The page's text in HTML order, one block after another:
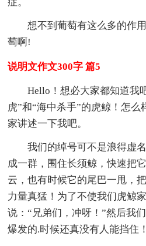
想不到葡萄有这么多的作
萄啊!
说明文作文300字 篇5
Hello！想必大家都知道我
虎”和“海中杀手”的虎鲸！怎
家讲述一下我吧。
我们的绰号可不是浪得虚
成一群，围住长须鲸，快速把
云，也有时候它的尾巴一甩，
力量真猛！为了不使我们虎鲸
说：“兄弟们，冲呀！”然后我
爆发的.时候还真没有人能挡住